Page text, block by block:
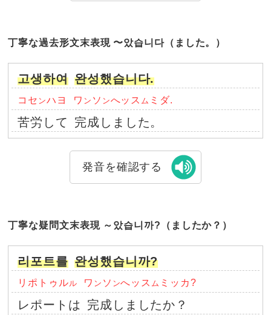
丁寧な過去形文末表現 〜았습니다（ました。）
고생하여 완성했습니다.
コセ ンハヨ ワ ン ソ ンへッス ム ミダ.
苦労して 完成しました。
発音を確認する
丁寧な疑問文末表現 ～았습니까?（ましたか？）
리포트를 완성했습니까?
リポトゥルル ワ ン ソ ンへッス ム ミッカ?
レポートは 完成しましたか？